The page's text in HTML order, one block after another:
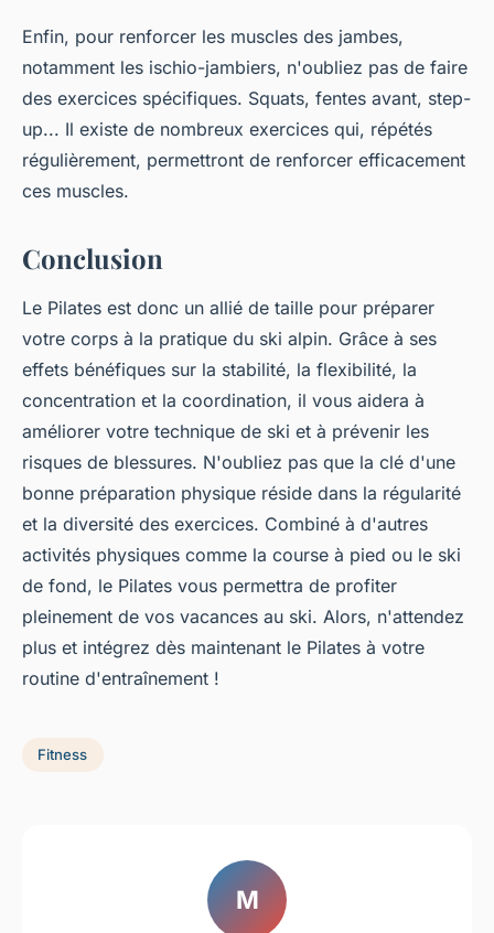
Enfin, pour renforcer les muscles des jambes,
notamment les ischio-jambiers, n'oubliez pas de faire
des exercices spécifiques. Squats, fentes avant, step-
up... Il existe de nombreux exercices qui, répétés
régulièrement, permettront de renforcer efficacement
ces muscles.
Conclusion
Le Pilates est donc un allié de taille pour préparer
votre corps à la pratique du ski alpin. Grâce à ses
effets bénéfiques sur la stabilité, la flexibilité, la
concentration et la coordination, il vous aidera à
améliorer votre technique de ski et à prévenir les
risques de blessures. N'oubliez pas que la clé d'une
bonne préparation physique réside dans la régularité
et la diversité des exercices. Combiné à d'autres
activités physiques comme la course à pied ou le ski
de fond, le Pilates vous permettra de profiter
pleinement de vos vacances au ski. Alors, n'attendez
plus et intégrez dès maintenant le Pilates à votre
routine d'entraînement !
Fitness
M